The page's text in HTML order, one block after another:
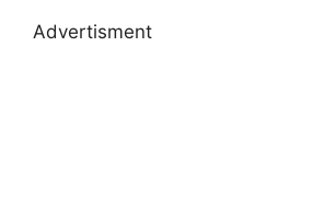
Advertisment